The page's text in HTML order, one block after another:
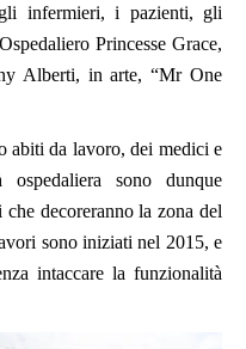
infermieri, i pazienti, gli
Princesse Grace,
Alberti, in arte, “Mr One
abiti da lavoro, dei medici e
sono dunque
decoreranno la zona del
sono iniziati nel 2015, e
intaccare la funzionalità